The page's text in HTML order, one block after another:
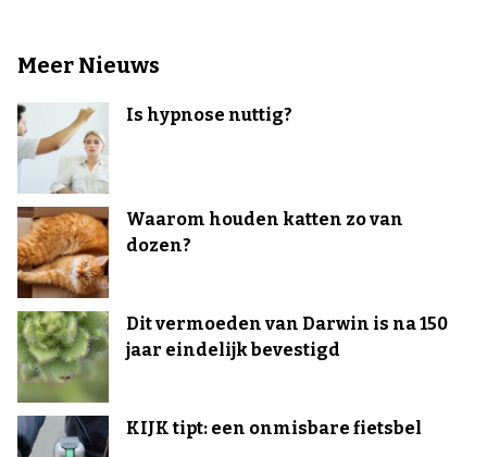
Meer Nieuws
Is hypnose nuttig?
Waarom houden katten zo van
dozen?
Dit vermoeden van Darwin is na 150
jaar eindelijk bevestigd
KIJK tipt: een onmisbare fietsbel